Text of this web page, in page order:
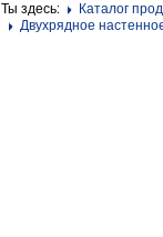
Ты здесь:
Каталог
Двухрядное